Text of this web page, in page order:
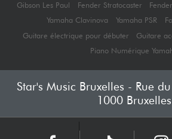
Gibson Les Paul Fender Stratocaster
Yamaha Clavinova
Yamaha PSR
Guitare électrique pour débuter
Guitare
Piano Numérique
Star's Music Bruxelles - Rue
1000 Bruxelles